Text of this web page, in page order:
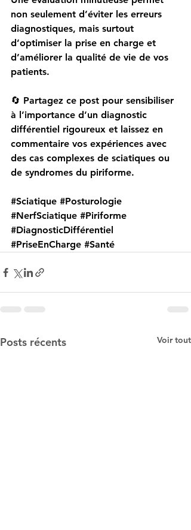
non seulement d’éviter les erreurs
diagnostiques, mais surtout
d’optimiser la prise en charge et
d’améliorer la qualité de vie de vos
patients.
🔄 Partagez ce post pour sensibiliser
à l’importance d’un diagnostic
différentiel rigoureux et laissez en
commentaire vos expériences avec
des cas complexes de sciatiques ou
de syndromes du piriforme.
#Sciatique #Posturologie
#NerfSciatique #Piriforme
#DiagnosticDifférentiel
#PriseEnCharge #Santé
Posts récents Voir tout